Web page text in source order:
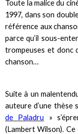
Toute la malice du
1997, dans son
référence aux
parce qu’il sous-
trompeuses et donc
chanson…
Suite à un
auteure d’une thèse
de Paladru »
(Lambert Wilson).